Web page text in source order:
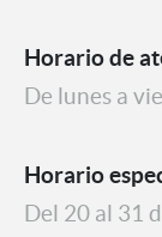
Horario de
De lunes a
Horario
Del 20 al 31